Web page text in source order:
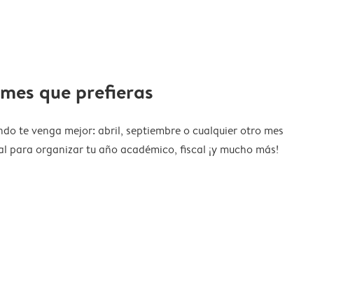
que prefieras
te venga mejor: abril, septiembre o cualquier otro mes
para organizar tu año académico, fiscal ¡y mucho más!